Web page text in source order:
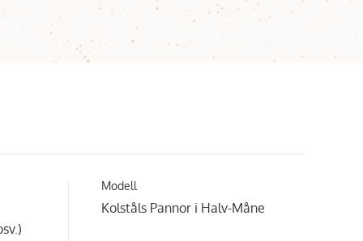
Modell
Kolståls Pannor i Halv-Måne